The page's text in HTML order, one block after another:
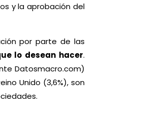
y la aprobación del
por parte de las
lo desean hacer.
Datosmacro.com)
Unido (3,6%), son